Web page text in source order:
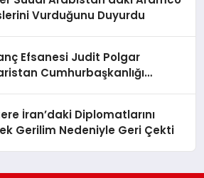
Vurduğunu Duyurdu
Efsanesi Judit Polgar
Cumhurbaşkanlığı
İran’daki Diplomatlarını
Gerilim Nedeniyle Geri Çekti